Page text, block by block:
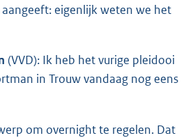
eigenlijk weten we het
(VVD): Ik heb het vurige pleidooi
in Trouw vandaag nog eens
om overnight te regelen. Dat